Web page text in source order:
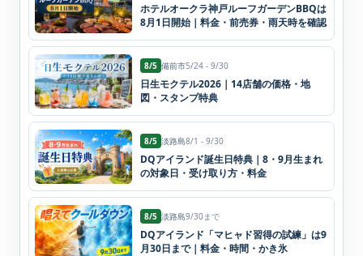
ホテルオークラ神戸ルーフガーデンBBQは
8月1日開始｜料金・前売券・雨天時を確認
8/5 備前市5/24 - 9/30
日生モクテル2026｜14店舗の価格・地
図・スタンプ特典
8/5 淡路島8/1 - 9/30
DQアイランド誕生日特典｜8・9月生まれ
の対象日・受け取り方・料金
8/5 淡路島9/30まで
DQアイランド「マヒャド習得の試練」は9
月30日まで｜料金・時間・かき氷